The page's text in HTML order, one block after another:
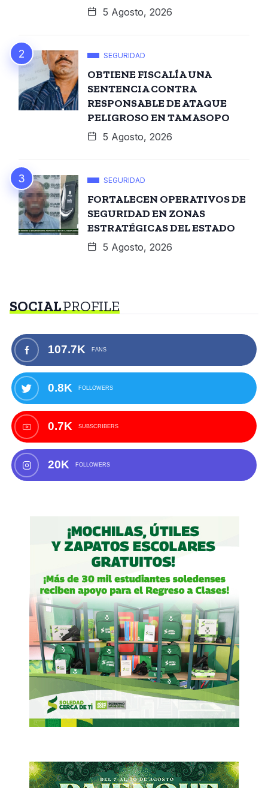
5 Agosto, 2026
SEGURIDAD
OBTIENE FISCALÍA UNA
SENTENCIA CONTRA
RESPONSABLE DE ATAQUE
PELIGROSO EN TAMASOPO
5 Agosto, 2026
SEGURIDAD
FORTALECEN OPERATIVOS DE
SEGURIDAD EN ZONAS
ESTRATÉGICAS DEL ESTADO
5 Agosto, 2026
SOCIALPROFILE
107.7K FANS
0.8K FOLLOWERS
0.7K SUBSCRIBERS
20K FOLLOWERS